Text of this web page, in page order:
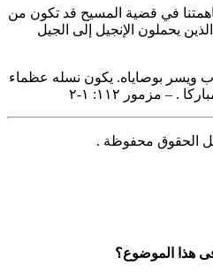
في قضية المسيح قد تكون من
يحملون الإنجيل إلى الجيل
ويسر بوصاياه. يكون نسله عظماء
– مزمور ١١٢: ١-٢
هذا الموضوع؟